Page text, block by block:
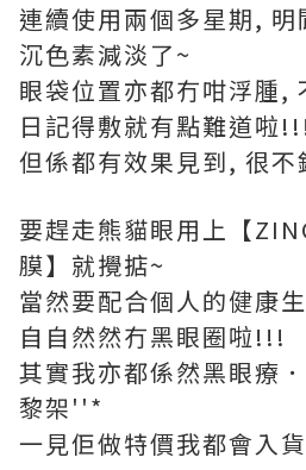
連續使用兩個多星期, 明
沉色素減淡了~
眼袋位置亦都冇咁浮腫,
日記得敷就有點難道啦
但係都有效果見到, 很
要趕走熊貓眼用上【
膜】就攪掂~
當然要配合個人的健康
自自然然冇黑眼圈啦!!!
其實我亦都係然黑眼療
黎架''*
一見佢做特價我都會入